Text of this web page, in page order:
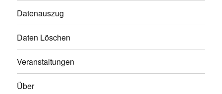
Datenauszug
Daten Löschen
Veranstaltungen
Über